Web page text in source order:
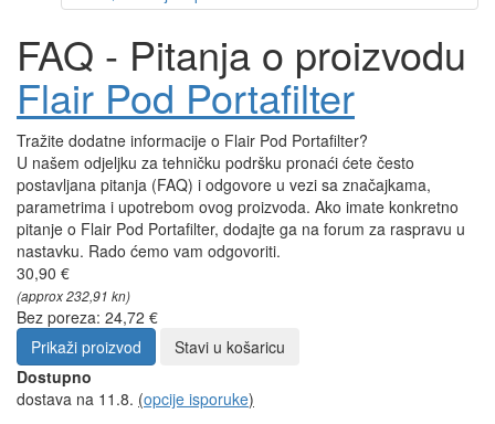
FAQ - Pitanja o proizvodu
Flair Pod Portafilter
Tražite dodatne informacije o Flair Pod Portafilter?
U našem odjeljku za tehničku podršku pronaći ćete često
postavljana pitanja (FAQ) i odgovore u vezi sa značajkama,
parametrima i upotrebom ovog proizvoda. Ako imate konkretno
pitanje o Flair Pod Portafilter, dodajte ga na forum za raspravu u
nastavku. Rado ćemo vam odgovoriti.
30,90 €
(approx 232,91 kn)
Bez poreza: 24,72 €
Prikaži proizvod
Stavi u košaricu
Dostupno
dostava na 11.8. (opcije isporuke)